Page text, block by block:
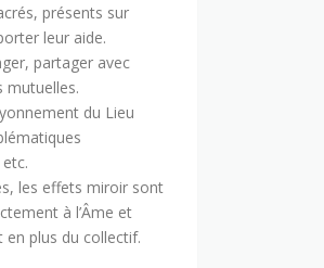
présents sur
leur aide.
partager avec
mutuelles.
du Lieu
les effets miroir sont
à l’Âme et
en plus du collectif.